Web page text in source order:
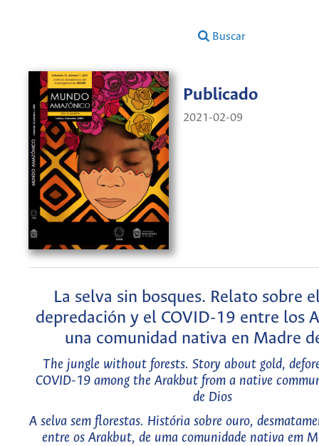
Buscar
Publicado
2021-02-09
La selva sin bosques. Relato sobre
depredación y el COVID-19 entre los
una comunidad nativa en Madre
The jungle without forests. Story about gold,
COVID-19 among the Arakbut from a native
de Dios
A selva sem florestas. História sobre ouro,
entre os Arakbut, de uma comunidade nativa em